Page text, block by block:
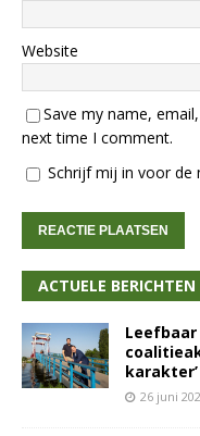
Website
Save my name,
next time I comment.
Schrijf mij in voor de
ACTUELE BERICHTEN
Leefbaar
karakter’
26 juni